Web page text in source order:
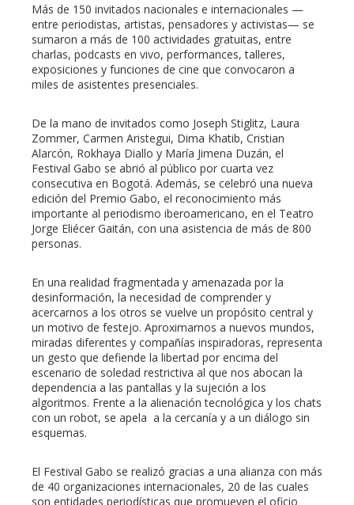
Más de 150 invitados nacionales e internacionales —
entre periodistas, artistas, pensadores y activistas— se
sumaron a más de 100 actividades gratuitas, entre
charlas, podcasts en vivo, performances, talleres,
exposiciones y funciones de cine que convocaron a
miles de asistentes presenciales.
De la mano de invitados como Joseph Stiglitz, Laura
Zommer, Carmen Aristegui, Dima Khatib, Cristian
Alarcón, Rokhaya Diallo y María Jimena Duzán, el
Festival Gabo se abrió al público por cuarta vez
consecutiva en Bogotá. Además, se celebró una nueva
edición del Premio Gabo, el reconocimiento más
importante al periodismo iberoamericano, en el Teatro
Jorge Eliécer Gaitán, con una asistencia de más de 800
personas.
En una realidad fragmentada y amenazada por la
desinformación, la necesidad de comprender y
acercarnos a los otros se vuelve un propósito central y
un motivo de festejo. Aproximarnos a nuevos mundos,
miradas diferentes y compañías inspiradoras, representa
un gesto que defiende la libertad por encima del
escenario de soledad restrictiva al que nos abocan la
dependencia a las pantallas y la sujeción a los
algoritmos. Frente a la alienación tecnológica y los chats
con un robot, se apela a la cercanía y a un diálogo sin
esquemas.
El Festival Gabo se realizó gracias a una alianza con más
de 40 organizaciones internacionales, 20 de las cuales
son entidades periodísticas que promueven el oficio